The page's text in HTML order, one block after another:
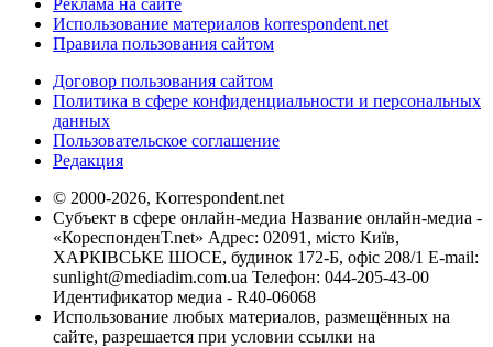
Использование материалов korrespondent.net
Правила пользования сайтом
Договор пользования сайтом
Политика в сфере конфиденциальности и персональных
данных
Пользовательское соглашение
Редакция
© 2000-2026, Korrespondent.net
Субъект в сфере онлайн-медиа Название онлайн-медиа -
«КореспонденТ.net» Адрес: 02091, місто Київ,
ХАРКІВСЬКЕ ШОСЕ, будинок 172-Б, офіс 208/1 E-mail:
sunlight@mediadim.com.ua Телефон: 044-205-43-00
Идентификатор медиа - R40-06068
Использование любых материалов, размещённых на
сайте, разрешается при условии ссылки на